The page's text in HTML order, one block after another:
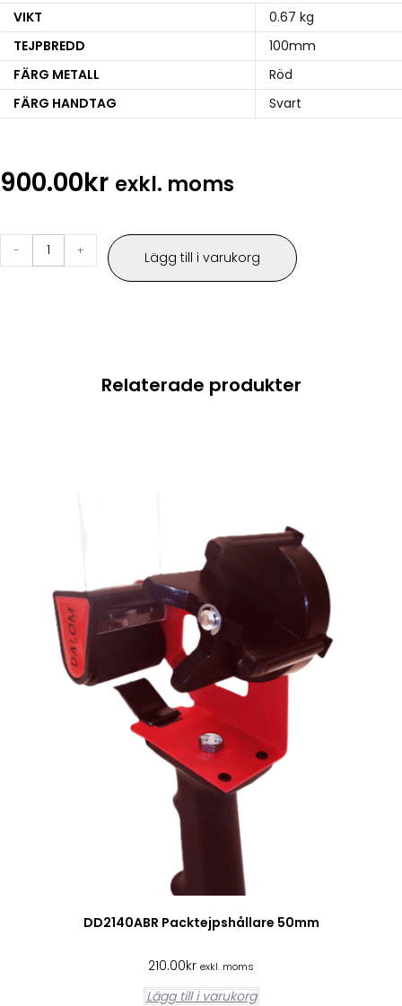
VIKT
0.67 kg
TEJPBREDD
100mm
FÄRG METALL
Röd
FÄRG HANDTAG
Svart
900.00kr exkl. moms
- + Lägg till i varukorg
Relaterade produkter
DD2140ABR Packtejpshållare 50mm
210.00kr exkl. moms
Lägg till i varukorg